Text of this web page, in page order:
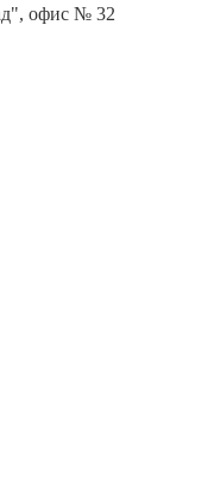
офис № 32